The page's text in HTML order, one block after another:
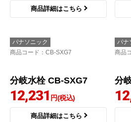
商品詳細はこちら
パナソニック
商品コード ：CB-SXG7
パナ
商品